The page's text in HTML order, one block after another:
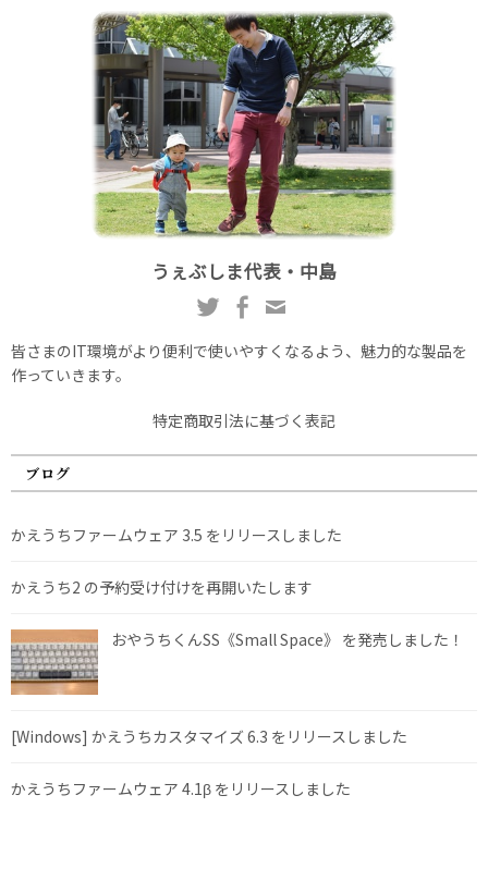
うぇぶしま代表・中島
皆さまのIT環境がより便利で使いやすくなるよう、魅力的な製品を
作っていきます。
特定商取引法に基づく表記
ブログ
かえうちファームウェア 3.5 をリリースしました
かえうち2 の予約受け付けを再開いたします
おやうちくんSS《Small Space》 を発売しました！
[Windows] かえうちカスタマイズ 6.3 をリリースしました
かえうちファームウェア 4.1β をリリースしました